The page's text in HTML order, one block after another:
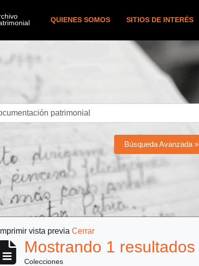
QUIENES SOMOS SITIOS DE INTERÉS
Búsqueda Avanzada »
Imprimir vista previa Cerrar
Mostrando 1 resultados
Colecciones